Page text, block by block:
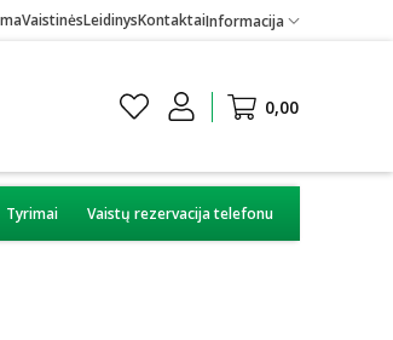
VaistinėsLeidinysKontaktaiInformacija
0,00
Tyrimai Vaistų rezervacija telefonu